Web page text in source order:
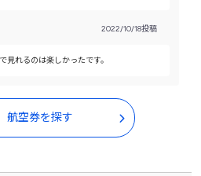
2022/10/18投稿
見れるのは楽しかったです。
航空券を探す